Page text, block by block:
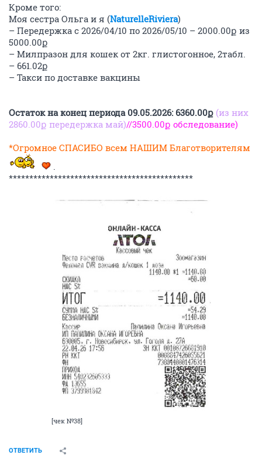
Кроме того:
Моя сестра Ольга и я (NaturelleRiviera)
– Передержка с 2026/04/10 по 2026/05/10 – 2000.00ք из
5000.00ք
– Милпразон для кошек от 2кг. глистогонное, 2табл.
– 661.02ք
– Такси по доставке вакцины
Остаток на конец периода 09.05.2026: 6360.00ք (из них
2860.00ք передержка май)//3500.00ք обследование)
*Огромное СПАСИБО всем НАШИМ Благотворителям
.
*********************************************
[чек №38]
ОТВЕТИТЬ